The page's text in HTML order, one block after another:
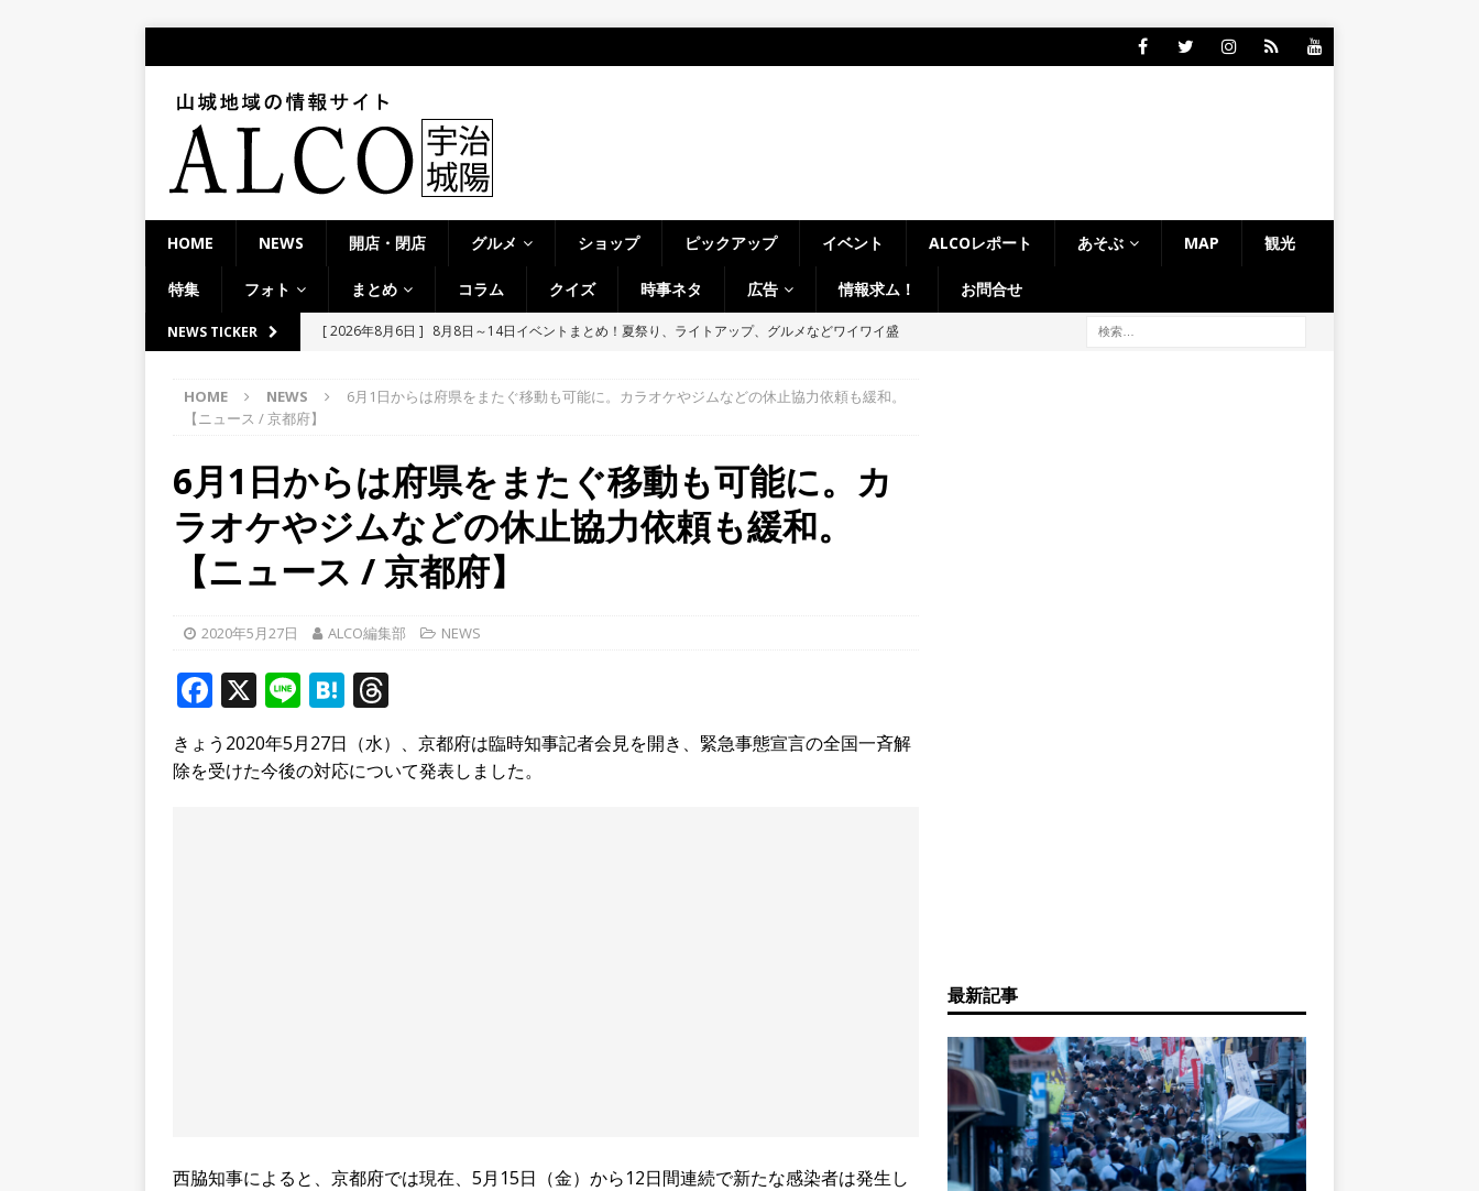
HOME NEWS 開店・閉店 グルメ ショップ ピックアップ イベント ALCOレポート あそぶ MAP 観光
特集 フォト まとめ コラム クイズ 時事ネタ 広告 情報求ム！ お問合せ
NEWS TICKER [ 2026年8月6日 ] 8月8日～14日イベントまとめ！夏祭り、ライトアップ、グルメなどワイワイ盛
ト
／２０２６】
時事ネタ
[ 2026年8月4日 ] 石清水八幡宮の門前「やわた走井餅老舗」で、ひんやり美味しいかき氷「走井
餅しぐれ」に舌鼓！【京都府八幡市】
[ 2026年8月4日 ] 宇治淀線の「麺処 森元 久御山店」があった建物が解体されてる。過去には「ラ
ーメン京都一」「ばんから」なども【京都府久御山町】
破してる！【京都府宇治市】
HOME NEWS
6月1日からは府県をまたぐ移動も可能に。カラオケやジムなどの休止協力依頼も緩和。
【ニュース / 京都府】
6月1日からは府県をまたぐ移動も可能に。カ
ラオケやジムなどの休止協力依頼も緩和。
【ニュース / 京都府】
2020年5月27日 ALCO編集部 NEWS
F
a
c
e
X Li
n
e
H
at
e
n
r
きょう2020年5月27日（水）、京都府は臨時知事記者会見を開き、緊急事態宣言の全国一斉解
除を受けた今後の対応について発表しました。
西脇知事によると、京都府では現在、5月15日（金）から12日間連続で新たな感染者は発生し
最新記事